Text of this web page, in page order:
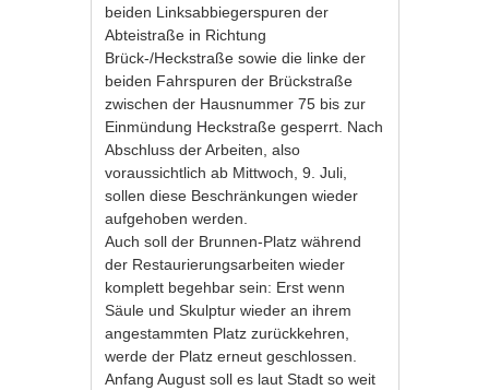
beiden Linksabbiegerspuren der
Abteistraße in Richtung
Brück-/Heckstraße sowie die linke der
beiden Fahrspuren der Brückstraße
zwischen der Hausnummer 75 bis zur
Einmündung Heckstraße gesperrt. Nach
Abschluss der Arbeiten, also
voraussichtlich ab Mittwoch, 9. Juli,
sollen diese Beschränkungen wieder
aufgehoben werden.
Auch soll der Brunnen-Platz während
der Restaurierungsarbeiten wieder
komplett begehbar sein: Erst wenn
Säule und Skulptur wieder an ihrem
angestammten Platz zurückkehren,
werde der Platz erneut geschlossen.
Anfang August soll es laut Stadt so weit